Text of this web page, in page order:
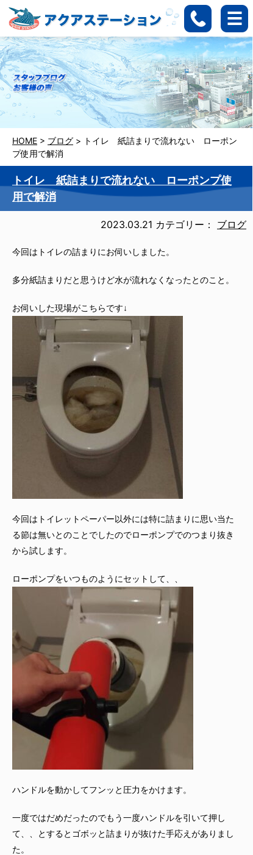
HOME > ブログ > トイレ 紙詰まりで流れない ローポン
プ使用で解消
トイレ 紙詰まりで流れない ローポンプ使
用で解消
2023.03.21 カテゴリー： ブログ
今回はトイレの詰まりにお伺いしました。
多分紙詰まりだと思うけど水が流れなくなったとのこと。
お伺いした現場がこちらです↓
今回はトイレットペーパー以外には特に詰まりに思い当た
る節は無いとのことでしたのでローポンプでのつまり抜き
から試します。
ローポンプをいつものようにセットして、、
ハンドルを動かしてフンッと圧力をかけます。
一度ではだめだったのでもう一度ハンドルを引いて押し
て、、とするとゴボッと詰まりが抜けた手応えがありまし
た。